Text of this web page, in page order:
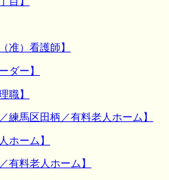
）看護師】
ダー】
職】
馬区田柄／有料老人ホーム】
ホーム】
料老人ホーム】